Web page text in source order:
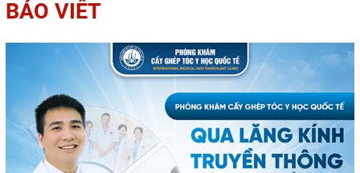
BÁO VIẾT